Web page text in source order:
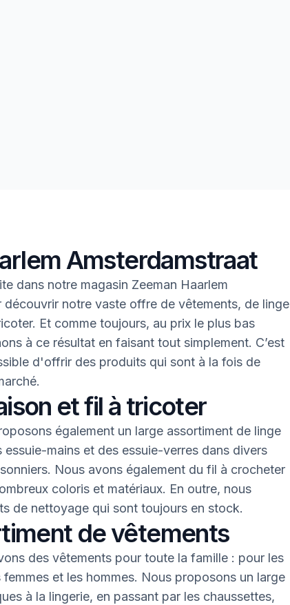
Amsterdamstraat
dans notre magasin Zeeman Haarlem
découvrir notre vaste offre de vêtements, de linge
Et comme toujours, au prix le plus bas
à ce résultat en faisant tout simplement. C’est
d'offrir des produits qui sont à la fois de
et fil à tricoter
également un large assortiment de linge
essuie-mains et des essuie-verres dans divers
Nous avons également du fil à crocheter
coloris et matériaux. En outre, nous
de nettoyage qui sont toujours en stock.
de vêtements
des vêtements pour toute la famille : pour les
et les hommes. Nous proposons un large
à la lingerie, en passant par les chaussettes,